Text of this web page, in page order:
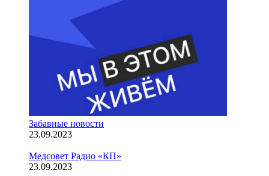
Забавные новости
23.09.2023
Медсовет Радио «КП»
23.09.2023